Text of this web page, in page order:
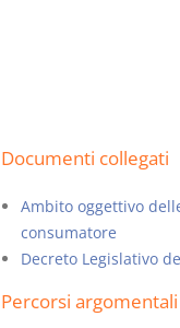
Documenti collegati
Ambito oggettivo
consumatore
Decreto Legislativo
Percorsi argomentali